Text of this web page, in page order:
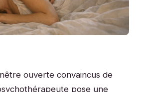
ouverte convaincus de
pose une